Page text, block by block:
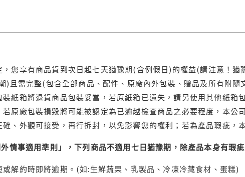
您享有商品貨到次日起七天猶豫期(含例假日)的權益(請注意！
)且需完整(包含全部商品、配件、原廠內外包裝、贈品及所有附隨
紙箱將退貨商品包裝妥當，若原紙箱已遺失，請另使用其他紙箱
若原廠包裝損毀將可能被認定為已逾越檢查商品之必要程度，本
、外觀可接受，再行拆封，以免影響您的權利；若為產品瑕疵，
情事適用準則」，下列商品不適用七日猶豫期，除產品本身有瑕
解約時即將逾期。(如:生鮮蔬果、乳製品、冷凍冷藏食材、蛋糕)